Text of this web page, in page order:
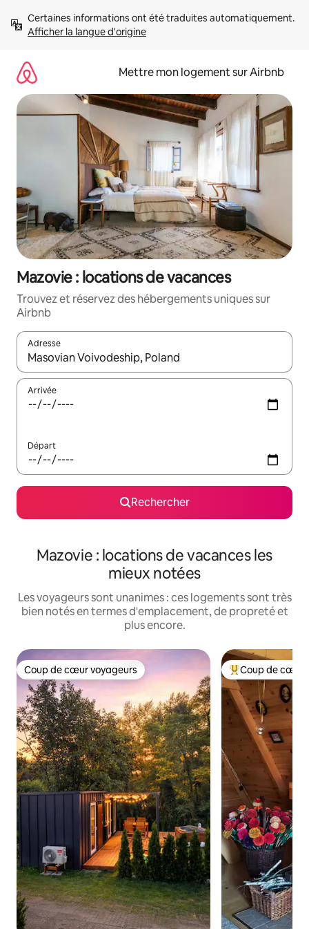
directement
Afficher la langue d'origine
Mettre mon logement sur Airbnb
Mazovie : locations de vacances
Trouvez et réservez des hébergements uniques sur
Airbnb
Adresse
Lorsque les résultats s'affichent, utilisez les flèches vers le
Arrivée
Départ
Rechercher
Mazovie : locations de vacances les
mieux notées
Les voyageurs sont unanimes : ces logements sont très
bien notés en termes d'emplacement, de propreté et
plus encore.
Coup de cœur voyageurs
Coup de cœur voyageurs Coups de cœur
Coup de cœur